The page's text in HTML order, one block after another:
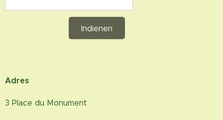
Indienen
Adres
3 Place du Monument